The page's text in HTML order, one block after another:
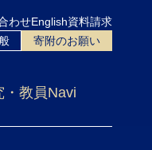
わせEnglish資料請求
寄附のお願い
・教員Navi